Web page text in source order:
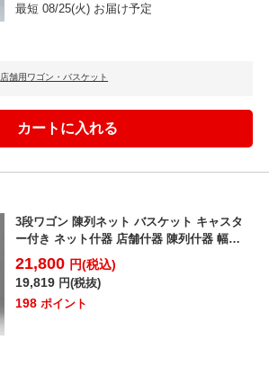
最短 08/25(火) お届け予定
店舗用ワゴン・バスケット
3段ワゴン 陳列ネット バスケット キャスタ
ー付き ネット什器 店舗什器 陳列什器 幅
820×奥行7...
21,800 円(税込)
19,819 円(税抜)
198 ポイント